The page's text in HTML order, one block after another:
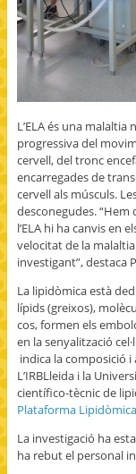
L’ELA és una
progressiva del
cervell, del tronc
encarregades de
cervell als músculs.
desconegudes.
l’ELA hi ha canvis en
velocitat de la
investigant”, destaca
La lipidòmica està
lípids (greixos),
cos, formen els
en la senyalització
indica la composició
L’IRBLleida i la
científico-tècnic de
Plataforma
La investigació ha
ha rebut el personal